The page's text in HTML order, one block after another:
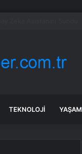
TEKNOLOJI YAŞAM